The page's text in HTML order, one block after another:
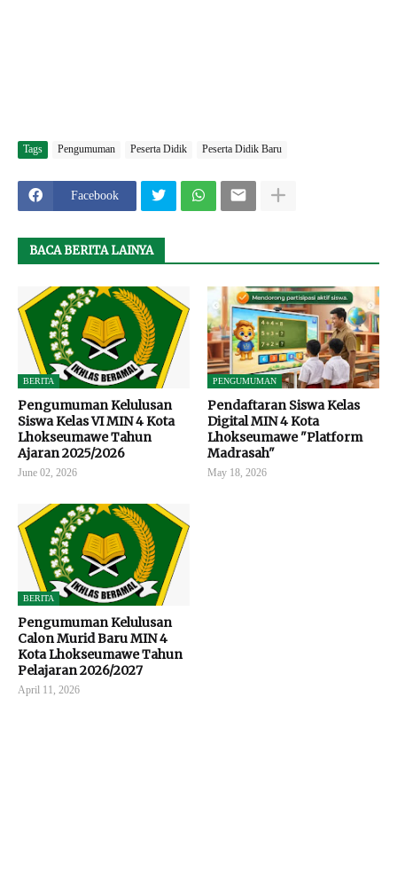
Tags Pengumuman Peserta Didik Peserta Didik Baru
Facebook
BACA BERITA LAINYA
BERITA
Pengumuman Kelulusan
Siswa Kelas VI MIN 4 Kota
Lhokseumawe Tahun
Ajaran 2025/2026
June 02, 2026
PENGUMUMAN
Pendaftaran Siswa Kelas
Digital MIN 4 Kota
Lhokseumawe "Platform
Madrasah"
May 18, 2026
BERITA
Pengumuman Kelulusan
Calon Murid Baru MIN 4
Kota Lhokseumawe Tahun
Pelajaran 2026/2027
April 11, 2026